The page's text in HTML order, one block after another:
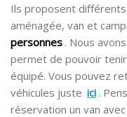
Ils proposent
aménagée, van et
personnes . Nous
permet de pouvoir
équipé. Vous pouvez
véhicules juste ici .
réservation un van